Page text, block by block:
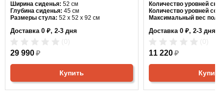
Ширина сиденья: 52 см
Глубина сиденья: 45 см
Размеры стула: 52 x 52 x 92 см
Доставка 0 ₽, 2-3 дня
29 990₽
Купить
Количество уровней
Количество уровней
Максимальный вес
Доставка 0 ₽, 2-3 дня
11 220 ₽